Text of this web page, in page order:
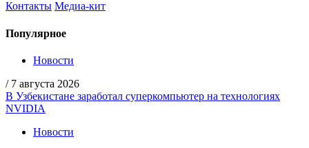
Контакты Медиа-кит
Популярное
Новости
/ 7 августа 2026
В Узбекистане заработал суперкомпьютер на технологиях
NVIDIA
Новости